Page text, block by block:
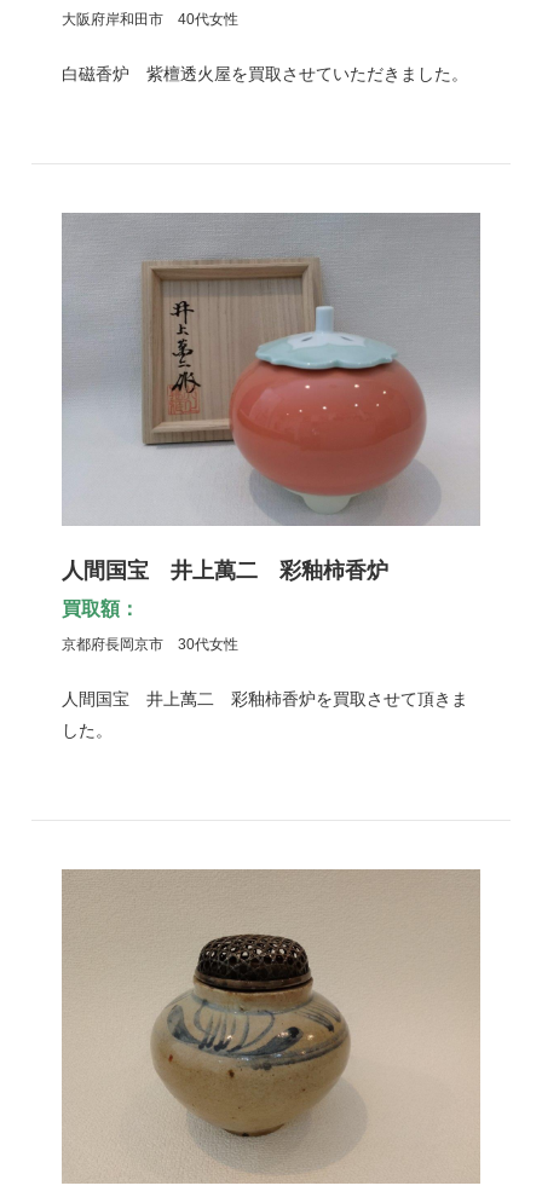
大阪府岸和田市 40代女性
白磁香炉 紫檀透火屋を買取させていただきました。
人間国宝 井上萬二 彩釉柿香炉
買取額：
京都府長岡京市 30代女性
人間国宝 井上萬二 彩釉柿香炉を買取させて頂きま
した。